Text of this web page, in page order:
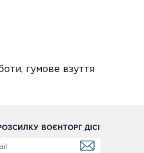
гумове взуття
ВОЄНТОРГ ДІСІ